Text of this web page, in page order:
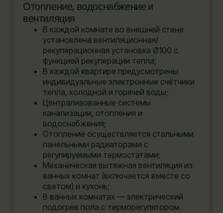
Отопление, водоснабжение и
вентиляция
В каждой комнате во внешней стене
установлена вентиляционная/
рекуперационная установка Ø100 с
функцией рекуперации тепла;
В каждой квартире предусмотрены
индивидуальные электронные счётчики
тепла, холодной и горячей воды;
Централизованные системы
канализации, отопления и
водоснабжения;
Отопление осуществляется стальными
панельными радиаторами с
регулируемыми термостатами;
Механическая вытяжная вентиляция из
ванных комнат (включается вместе со
светом) и кухонь;
В ванных комнатах — электрический
подогрев пола с терморегулятором.